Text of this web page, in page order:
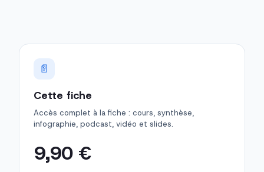
📄
Cette fiche
Accès complet à la fiche : cours, synthèse,
infographie, podcast, vidéo et slides.
9,90 €